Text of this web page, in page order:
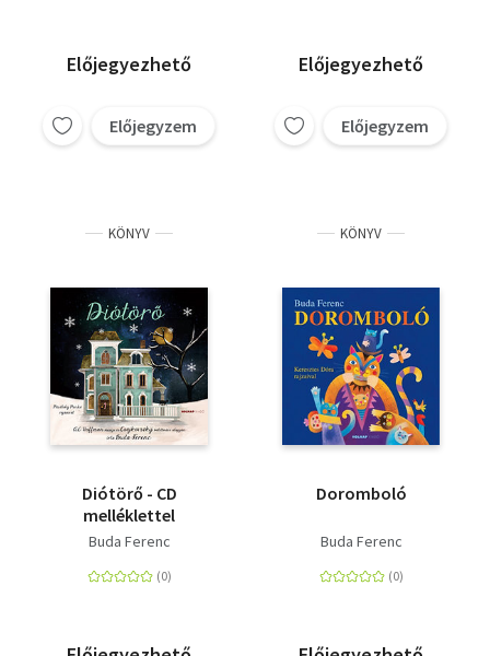
Előjegyezhető
Előjegyzem
Előjegyezhető
Előjegyzem
KÖNYV
Diótörő - CD
melléklettel
Buda Ferenc
KÖNYV
Doromboló
Buda Ferenc